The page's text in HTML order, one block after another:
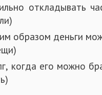
откладывать
образом деньги
когда его можно